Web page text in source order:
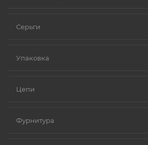
Серьги
Упаковка
Цепи
Фурнитура